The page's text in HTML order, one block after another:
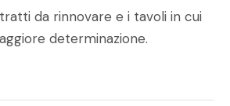
da rinnovare e i tavoli in cui
determinazione.